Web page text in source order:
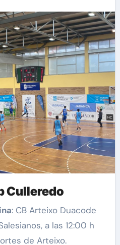
Culleredo
: CB Arteixo Duacode
a las 12:00 h
de Arteixo.